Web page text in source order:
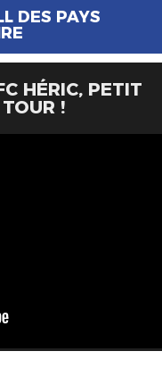
DES PAYS
HÉRIC, PETIT
!